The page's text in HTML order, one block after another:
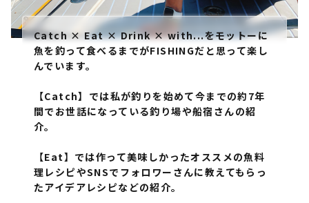
Catch × Eat × Drink × with...をモットーに
魚を釣って食べるまでがFISHINGだと思って楽し
んでいます。
【Catch】では私が釣りを始めて今までの約7年
間でお世話になっている釣り場や船宿さんの紹
介。
【Eat】では作って美味しかったオススメの魚料
理レシピやSNSでフォロワーさんに教えてもらっ
たアイデアレシピなどの紹介。